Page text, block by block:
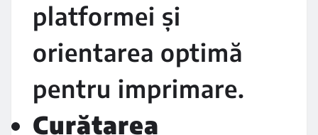
platformei și
orientarea optimă
pentru imprimare.
Curățarea